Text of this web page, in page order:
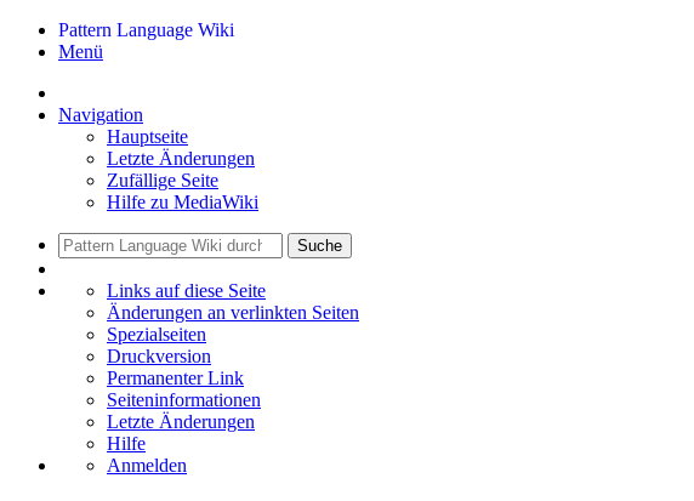
Pattern Language Wiki
Menü
Navigation
Hauptseite
Letzte Änderungen
Zufällige Seite
Hilfe zu MediaWiki
Suche
Links auf diese Seite
Änderungen an verlinkten Seiten
Spezialseiten
Druckversion
Permanenter Link
Seiten­informationen
Letzte Änderungen
Hilfe
Anmelden